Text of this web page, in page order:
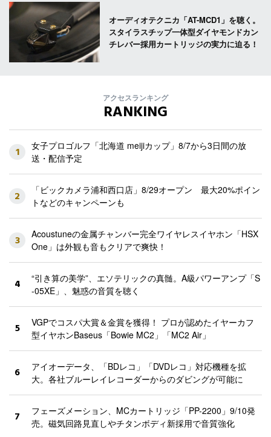
オーディオテクニカ「AT-MCD1」を聴く。
スタイラスチップ一体型ダイヤモンドカン
チレバー採用カートリッジの実力に迫る！
アクセスランキング
RANKING
1
女子プロゴルフ「北海道 meijiカップ」8/7から3日間の放
送・配信予定
2
「ビックカメラ浦和西口店」8/29オープン 最大20%ポイン
トなどのキャンペーンも
3
Acoustuneの金属チャンバー完全ワイヤレスイヤホン「HSX
One」は外観も音もクリアで爽快！
4
“引き算の美学”、エソテリックの真髄。A級パワーアンプ「S
-05XE」、魅惑の音質を聴く
5
VGPでコスパ大賞＆金賞を獲得！ プロが認めたイヤーカフ
型イヤホンBaseus「Bowie MC2」「MC2 Air」
6
アイオーデータ、「BDレコ」「DVDレコ」対応機種を拡
大。各社ブルーレイレコーダーからのダビングが可能に
7
フェーズメーション、MCカートリッジ「PP-2200」9/10発
売。磁気回路見直しやチタンボディ新採用で音質強化